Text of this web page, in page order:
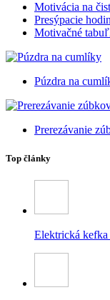
Motivácia na
Presýpacie
Motivačné
Púzdra na
Prerezávanie
Top články
Elektrická